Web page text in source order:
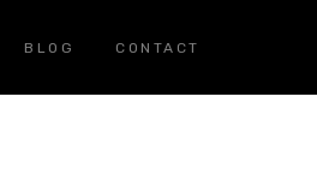
BLOG CONTACT